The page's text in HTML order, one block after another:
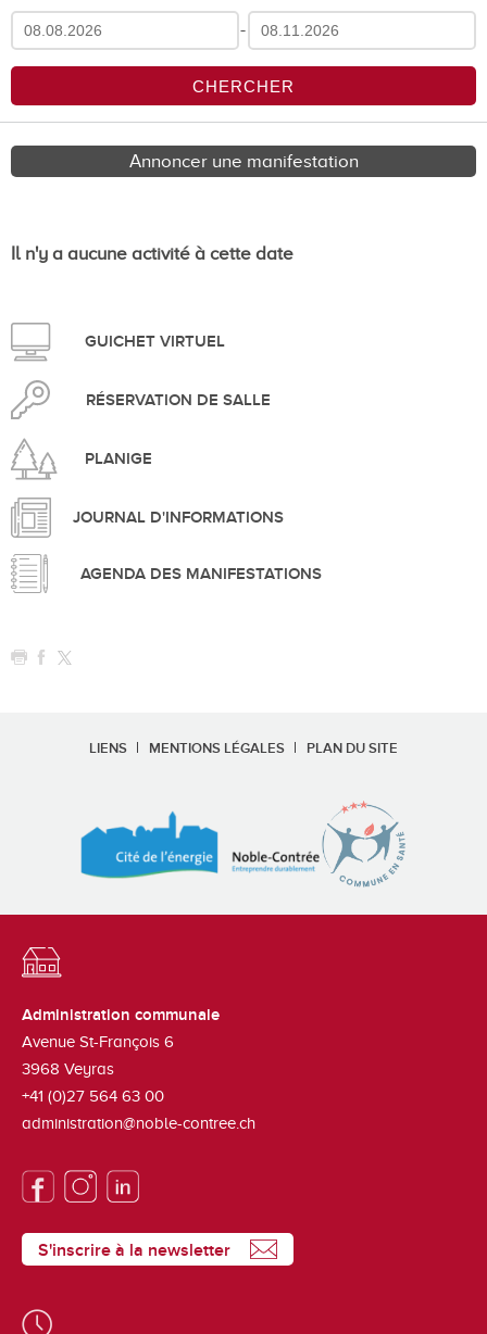
-
Annoncer une manifestation
Il n'y a aucune activité à cette date
GUICHET VIRTUEL
RÉSERVATION DE SALLE
PLANIGE
JOURNAL D'INFORMATIONS
AGENDA DES MANIFESTATIONS
LIENS MENTIONS LÉGALES PLAN DU SITE
Administration communale
Avenue St-François 6
3968 Veyras
+41 (0)27 564 63 00
administration@noble-contree.ch
S'inscrire à la newsletter